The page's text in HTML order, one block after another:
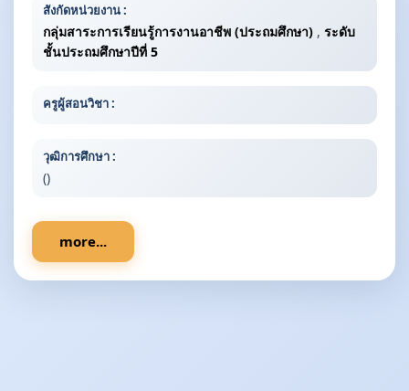
สังกัดหน่วยงาน :
กลุ่มสาระการเรียนรู้การงานอาชีพ (ประถมศึกษา) , ระดับ
ชั้นประถมศึกษาปีที่ 5
ครูผู้สอนวิชา :
วุฒิการศึกษา :
()
more...